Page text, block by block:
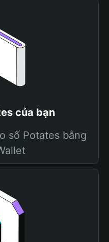
của bạn
số Potates bằng